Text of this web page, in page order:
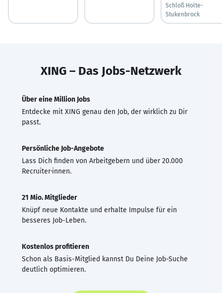
Schloß Holte-
Stukenbrock
XING – Das Jobs-Netzwerk
Über eine Million Jobs
Entdecke mit XING genau den Job, der wirklich zu Dir
passt.
Persönliche Job-Angebote
Lass Dich finden von Arbeitgebern und über 20.000
Recruiter·innen.
21 Mio. Mitglieder
Knüpf neue Kontakte und erhalte Impulse für ein
besseres Job-Leben.
Kostenlos profitieren
Schon als Basis-Mitglied kannst Du Deine Job-Suche
deutlich optimieren.